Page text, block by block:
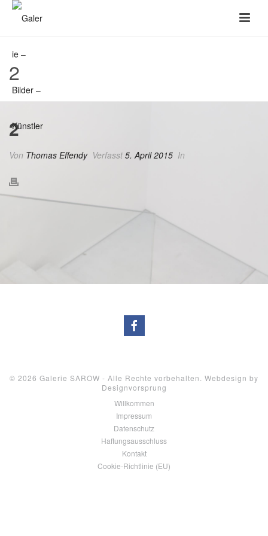
2
2
Von Thomas Effendy Verfasst 5. April 2015 In
© 2026 Galerie SAROW - Alle Rechte vorbehalten. Webdesign by
Designvorsprung
Willkommen
Impressum
Datenschutz
Haftungsausschluss
Kontakt
Cookie-Richtlinie (EU)